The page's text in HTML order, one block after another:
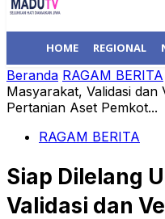
HOME REGIONAL
Beranda RAGAM BERITA
Masyarakat, Validasi dan
Pertanian Aset Pemkot...
RAGAM BERITA
Siap Dilelang
Validasi dan